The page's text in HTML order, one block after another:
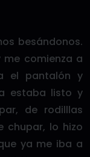
besándonos.
comienza a
el pantalón y
estaba listo y
de rodilllas
chupar, lo hizo
ya me iba a